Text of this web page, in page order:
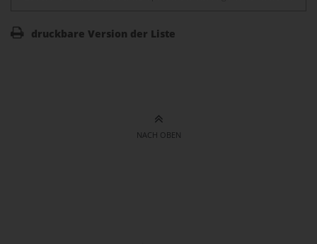
druckbare Version der Liste
NACH OBEN